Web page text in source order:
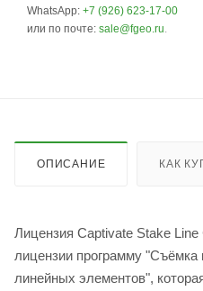
WhatsApp: +7 (926) 623-17-00
или по почте: sale@fgeo.ru.
ОПИСАНИЕ КАК
Лицензия Captivate Stake
лицензии программу "Съёмка
линейных элементов",